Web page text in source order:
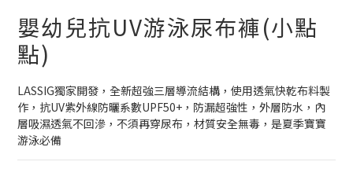
嬰幼兒抗UV游泳尿布褲(小點
點)
LASSIG獨家開發，全新超強三層導流結構，使用透氣快乾布料製
作，抗UV紫外線防曬系數UPF50+，防漏超強性，外層防水，內
層吸濕透氣不回滲，不須再穿尿布，材質安全無毒，是夏季寶寶
游泳必備